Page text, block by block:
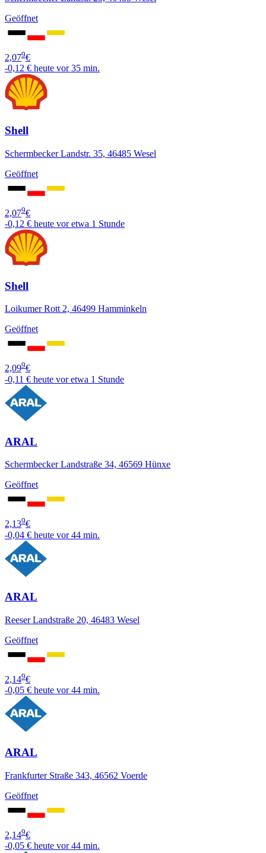
Geöffnet
2,079€
-0,12 € heute vor 35 min.
Shell
Schermbecker Landstr. 35, 46485 Wesel
Geöffnet
2,079€
-0,12 € heute vor etwa 1 Stunde
Shell
Loikumer Rott 2, 46499 Hamminkeln
Geöffnet
2,099€
-0,11 € heute vor etwa 1 Stunde
ARAL
Schermbecker Landstraße 34, 46569 Hünxe
Geöffnet
2,139€
-0,04 € heute vor 44 min.
ARAL
Reeser Landstraße 20, 46483 Wesel
Geöffnet
2,149€
-0,05 € heute vor 44 min.
ARAL
Frankfurter Straße 343, 46562 Voerde
Geöffnet
2,149€
-0,05 € heute vor 44 min.